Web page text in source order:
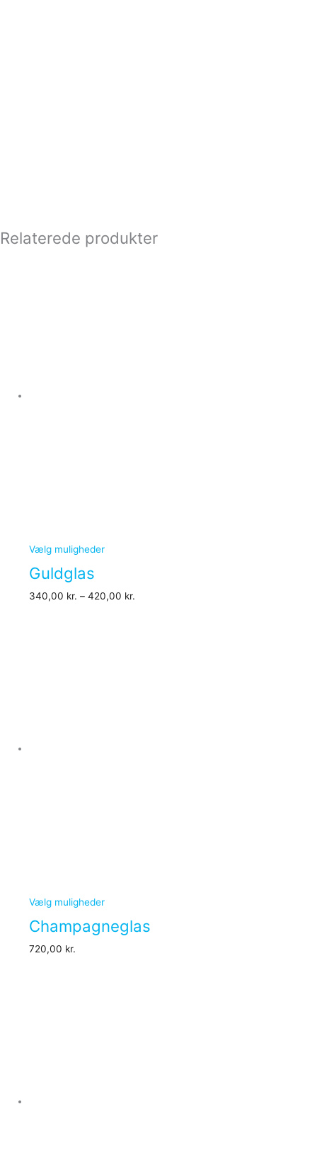
Relaterede produkter
Vælg muligheder
Guldglas
340,00 kr. – 420,00 kr.
Vælg muligheder
Champagneglas
720,00 kr.